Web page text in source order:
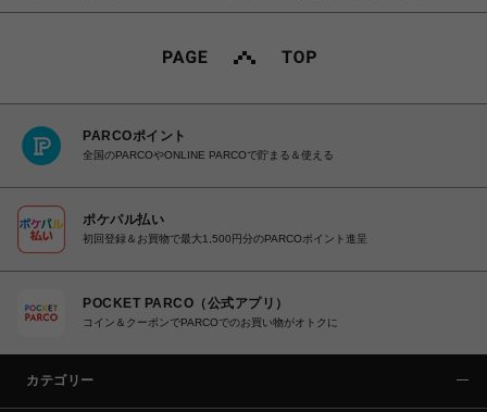
PARCOポイント
全国のPARCOやONLINE PARCOで貯まる＆使える
ポケパル払い
初回登録＆お買物で最大1,500円分のPARCOポイント進呈
POCKET PARCO（公式アプリ）
コイン＆クーポンでPARCOでのお買い物がオトクに
カテゴリー